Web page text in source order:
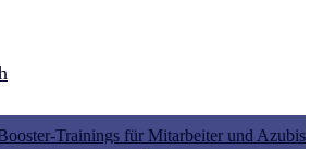
Trainings für Mitarbeiter und Azubis